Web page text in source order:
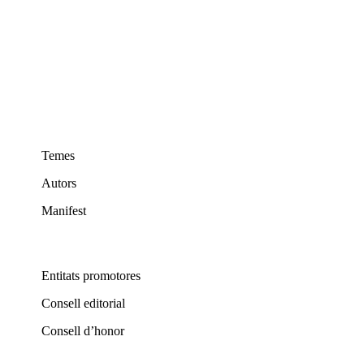
Temes
Autors
Manifest
Entitats promotores
Consell editorial
Consell d’honor